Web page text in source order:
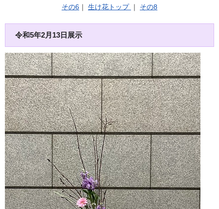
その6 ｜ 生け花トップ ｜ その8
令和5年2月13日展示